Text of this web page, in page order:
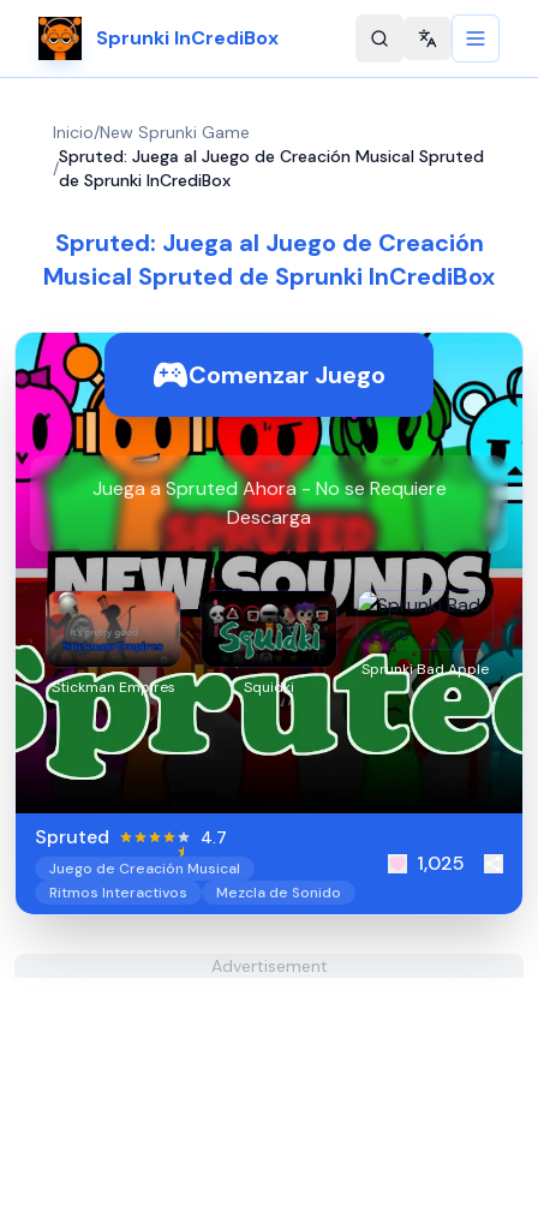
Sprunki InCrediBox Change
Inicio/New Sprunki Game
/
Spruted: Juega al Juego de Creación Musical Spruted
de Sprunki InCrediBox
Spruted: Juega al Juego de Creación
Musical Spruted de Sprunki InCrediBox
Comenzar Juego
Juega a Spruted Ahora - No se Requiere
Descarga
Stickman Empires Squidki
Sprunki Bad Apple
Spruted 4.7
Juego de Creación Musical
Ritmos Interactivos
Mezcla de Sonido
1,025
Advertisement